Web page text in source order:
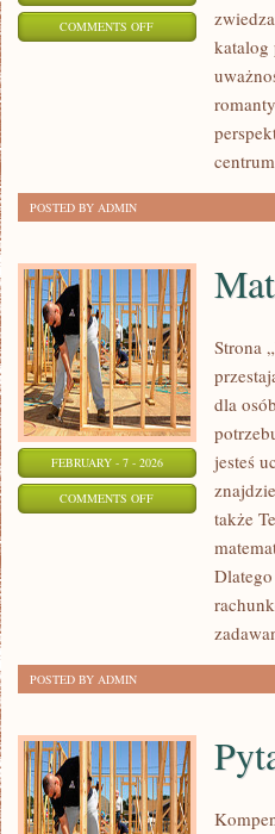
COMMENTS OFFON
KROTOSZYNkatalog
POSTED BY ADMIN
FEBRUARY - 7 - 2026
COMMENTS OFFON
MATEMATYKA
Strona
dla
jesteś
także
POSTED BY ADMIN